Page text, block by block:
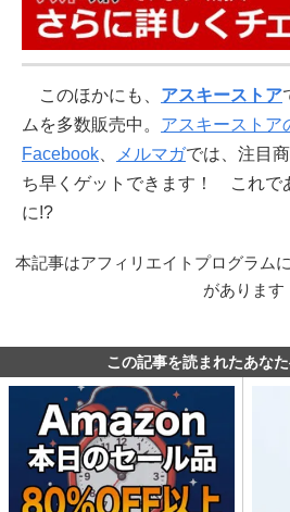
このほかにも、 アスキーストア
ムを多数販売中。 アスキーストア
Facebook
メルマガでは、注目
ち早くゲットできます！ これで
に!?
本記事はアフィリエイトプログラム
があります
この記事を読まれたあな